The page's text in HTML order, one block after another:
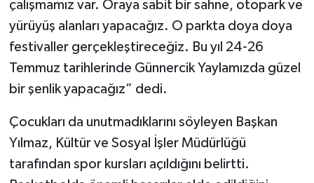
çalışmamız var. Oraya sabit bir sahne, otopark ve
yürüyüş alanları yapacağız. O parkta doya doya
festivaller gerçekleştireceğiz. Bu yıl 24-26
Temmuz tarihlerinde Günnercik Yaylamızda güzel
bir şenlik yapacağız” dedi.
Çocukları da unutmadıklarını söyleyen Başkan
Yılmaz, Kültür ve Sosyal İşler Müdürlüğü
tarafından spor kursları açıldığını belirtti.